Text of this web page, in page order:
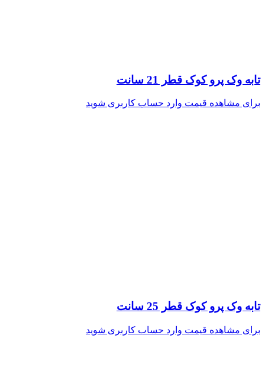
تابه وک پرو کوک قطر 21 سانت
برای مشاهده قیمت وارد حساب کاربری شوید
تابه وک پرو کوک قطر 25 سانت
برای مشاهده قیمت وارد حساب کاربری شوید